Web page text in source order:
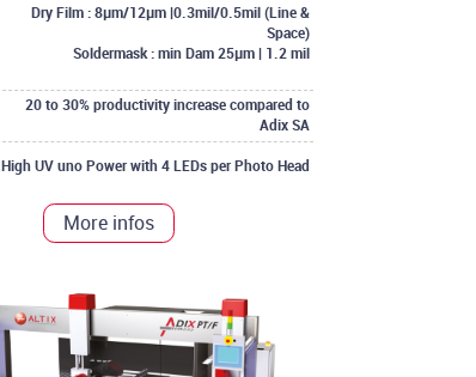
Dry Film : 8µm/12µm |0.3mil/0.5mil (Line &
Space)
Soldermask : min Dam 25µm | 1.2 mil
20 to 30% productivity increase compared to
Adix SA
High UV uno Power with 4 LEDs per Photo Head
More infos